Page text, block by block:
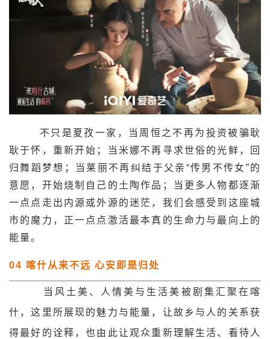
不只是夏孜一家，当周恒之不再为投资被骗耿
耿于怀，重新开始；当米娜不再寻求世俗的光鲜，回
归舞蹈梦想；当莱丽不再纠结于父亲“传男不传女”的
意愿，开始烧制自己的土陶作品；当更多人物都逐渐
一点点走出内源或外源的迷茫，我们会感受到这座城
市的魔力，正一点点激活最本真的生命力与最向上的
能量。
04 喀什从来不远 心安即是归处
当风土美、人情美与生活美被剧集汇聚在喀
什，这里所展现的魅力与能量，让故乡与人的关系获
得最好的诠释，也由此让观众重新理解生活、看待人